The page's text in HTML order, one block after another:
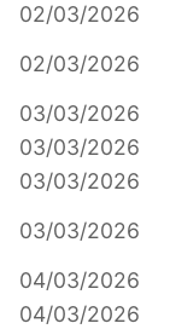
02/03/2026
02/03/2026
03/03/2026
03/03/2026
03/03/2026
03/03/2026
04/03/2026
04/03/2026